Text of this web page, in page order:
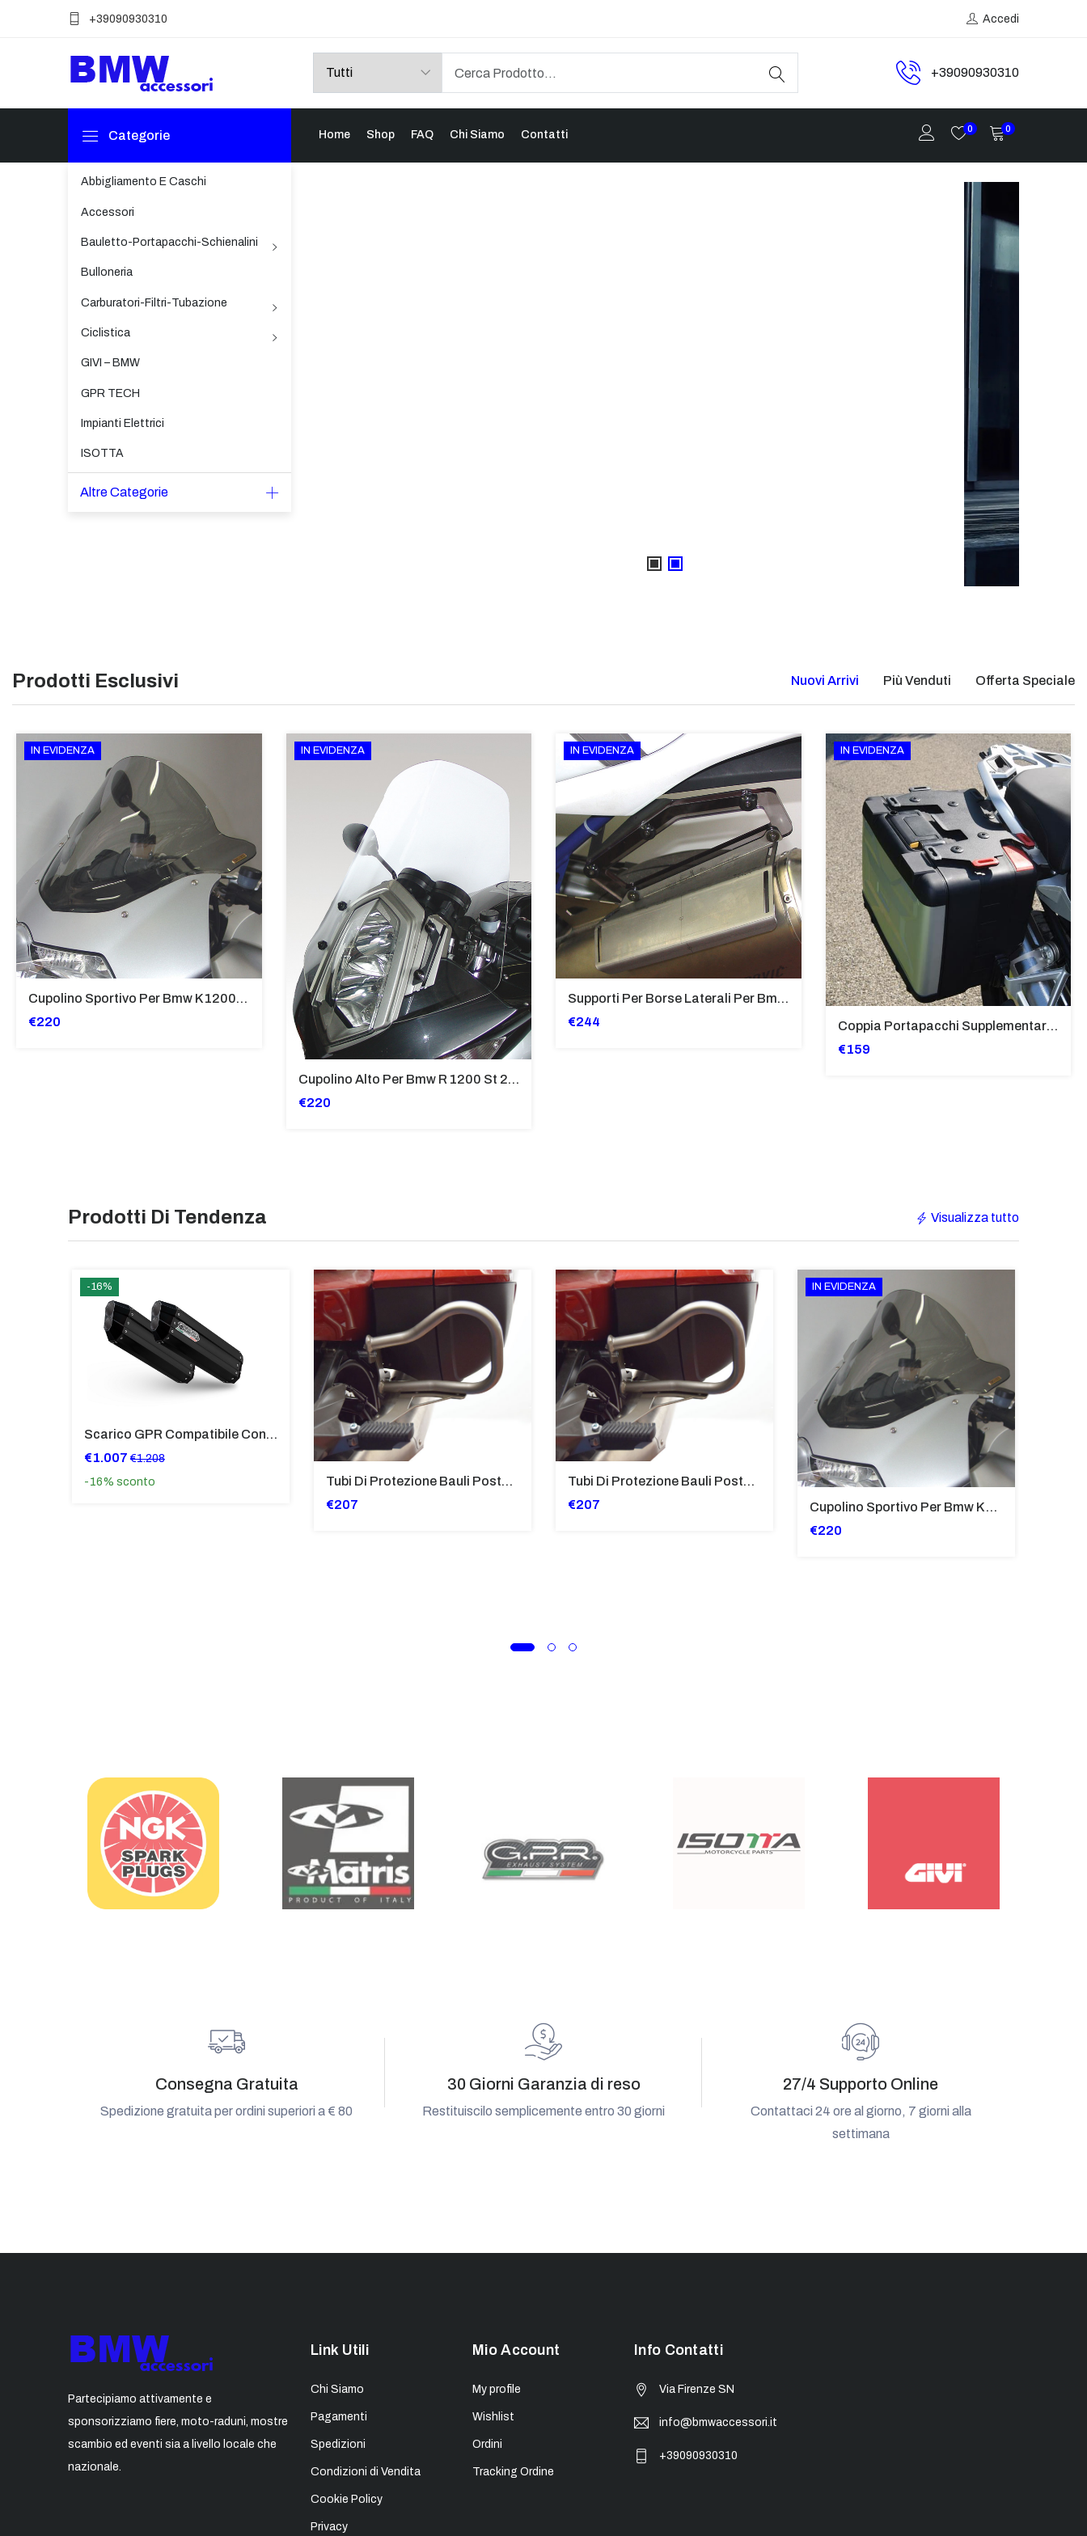
+39090930310 Accedi
+39090930310
Categorie
Abbigliamento E Caschi
Accessori
Bauletto-Portapacchi-Schienalini
Bulloneria
Carburatori-Filtri-Tubazione
Ciclistica
GIVI – BMW
GPR TECH
Impianti Elettrici
ISOTTA
Altre Categorie
Home Shop FAQ Chi Siamo Contatti 0 0
Prodotti Esclusivi Nuovi Arrivi Più Venduti Offerta Speciale
IN EVIDENZA
Cupolino Sportivo Per Bmw K 1200 R Sport 2005-07 TRASPARENTE - Sc967-T
€220
IN EVIDENZA
Cupolino Alto Per Bmw R 1200 St 2004 - 2007 TRASPARENTE - Sc950-T
€220
IN EVIDENZA
Supporti Per Borse Laterali Per Bmw Hp2 Megamoto 2007 - 2008 TRASPARENTE - Sb02-T
€244
IN EVIDENZA
Coppia Portapacchi Supplementare In Ferro Per Borse Modello “Vario” Bmw - PP29-R1250GS
€159
Prodotti Di Tendenza Visualizza tutto
-16%
Scarico GPR Compatibile Con Bmw K 1600 Gt 2017-2021 - Hyper Sonic Black Titanium
€1.007 €1.208
-16% sconto
Tubi Di Protezione Bauli Posteriori Per Bmw K 1600 Gt/Gtl (2010>2016) GIALLO - TB8025-K1600GTL
€207
Tubi Di Protezione Bauli Posteriori Per Bmw K 1600 Gt/Gtl (2010>2016) GIALLO - TB8025-K1600GT
€207
IN EVIDENZA
Cupolino Sportivo Per Bmw K 1200 R Sport 2005-07 TRASPARENTE - Sc967-T
€220
Consegna Gratuita
Spedizione gratuita per ordini superiori a € 80
30 Giorni Garanzia di reso
Restituiscilo semplicemente entro 30 giorni
27/4 Supporto Online
Contattaci 24 ore al giorno, 7 giorni alla
settimana
Partecipiamo attivamente e
sponsorizziamo fiere, moto-raduni, mostre
scambio ed eventi sia a livello locale che
nazionale.
Link Utili
Chi Siamo
Pagamenti
Spedizioni
Condizioni di Vendita
Cookie Policy
Privacy
Mio Account
My profile
Wishlist
Ordini
Tracking Ordine
Info Contatti
Via Firenze SN
info@bmwaccessori.it
+39090930310